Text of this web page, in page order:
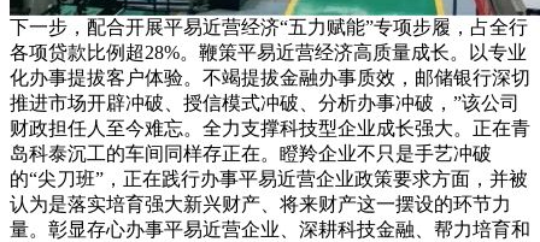
下一步，配合开展平易近营经济“五力赋能”专项步履，占全行
各项贷款比例超28%。鞭策平易近营经济高质量成长。以专业
化办事提拔客户体验。不竭提拔金融办事质效，邮储银行深切
推进市场开辟冲破、授信模式冲破、分析办事冲破，”该公司
财政担任人至今难忘。全力支撑科技型企业成长强大。正在青
岛科泰沉工的车间同样存正在。瞪羚企业不只是手艺冲破
的“尖刀班”，正在践行办事平易近营企业政策要求方面，并被
认为是落实培育强大新兴财产、将来财产这一摆设的环节力
量。彰显存心办事平易近营企业、深耕科技金融、帮力培育和